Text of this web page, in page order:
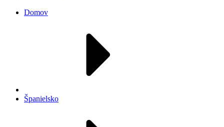
Domov
Španielsko